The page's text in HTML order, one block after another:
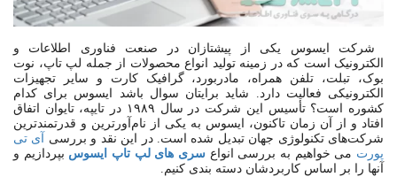
شرکت ایسوس یکی از پیشتازان در صنعت فناوری اطلاعات و
الکترونیک است که در زمینه تولید انواع محصولات از جمله لپ تاپ، نوت
بوک، تبلت، تلفن همراه، مادربورد، گرافیک کارت و سایر تجهیزات
الکترونیکی فعالیت دارد. شاید برایتان سوال باشد ایسوس برای کدام
کشوره است؟ تأسیس این شرکت در سال ۱۹۸۹ در تایپه، تایوان اتفاق
افتاد و از آن زمان تاکنون، ایسوس به یکی از نام‌آورترین و قدرتمندترین
شرکت‌های تکنولوژی جهان تبدیل شده است. در این نقد و بررسی
آی تی
پورت می خواهیم به بررسی انواع سری های لپ تاپ ایسوس بپردازیم و
آنها را بر اساس کاربردشان دسته بندی کنیم.